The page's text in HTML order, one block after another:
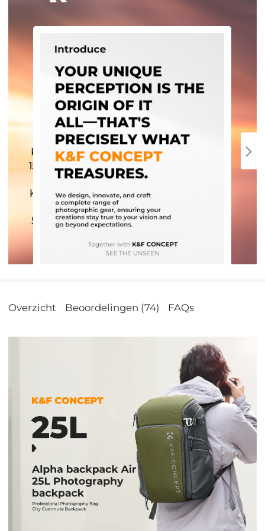
Overzicht Beoordelingen (74) FAQs